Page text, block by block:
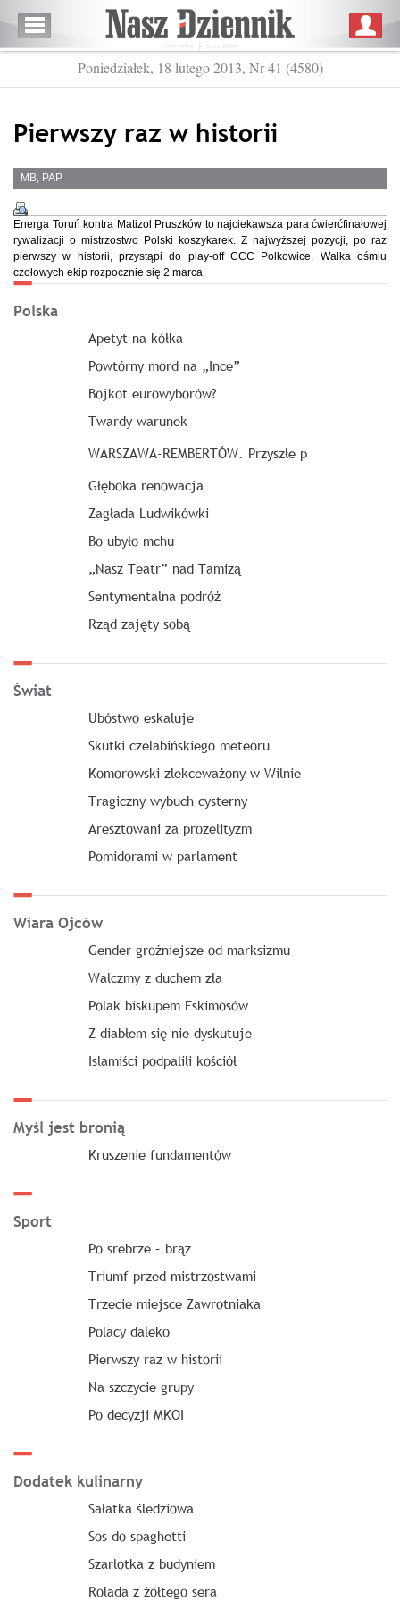
Poniedziałek, 18 lutego 2013, Nr 41 (4580)
Pierwszy raz w historii
MB, PAP
Energa Toruń kontra Matizol Pruszków to najciekawsza para ćwierćfinałowej
rywalizacji o mistrzostwo Polski koszykarek. Z najwyższej pozycji, po raz
pierwszy w historii, przystąpi do play-off CCC Polkowice. Walka ośmiu
czołowych ekip rozpocznie się 2 marca.
Polska
Apetyt na kółka
Powtórny mord na „Ince”
Bojkot eurowyborów?
Twardy warunek
WARSZAWA-REMBERTÓW. Przyszłe p
Głęboka renowacja
Zagłada Ludwikówki
Bo ubyło mchu
„Nasz Teatr” nad Tamizą
Sentymentalna podróż
Rząd zajęty sobą
Świat
Ubóstwo eskaluje
Skutki czelabińskiego meteoru
Komorowski zlekceważony w Wilnie
Tragiczny wybuch cysterny
Aresztowani za prozelityzm
Pomidorami w parlament
Wiara Ojców
Gender groźniejsze od marksizmu
Walczmy z duchem zła
Polak biskupem Eskimosów
Z diabłem się nie dyskutuje
Islamiści podpalili kościół
Myśl jest bronią
Kruszenie fundamentów
Sport
Po srebrze – brąz
Triumf przed mistrzostwami
Trzecie miejsce Zawrotniaka
Polacy daleko
Pierwszy raz w historii
Na szczycie grupy
Po decyzji MKOI
Dodatek kulinarny
Sałatka śledziowa
Sos do spaghetti
Szarlotka z budyniem
Rolada z żółtego sera